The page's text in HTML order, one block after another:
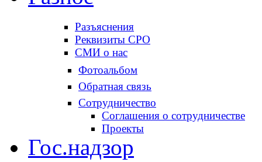
Разъяснения
Реквизиты СРО
СМИ о нас
Фотоальбом
Обратная связь
Сотрудничество
Соглашения о сотрудничестве
Проекты
Гос.надзор